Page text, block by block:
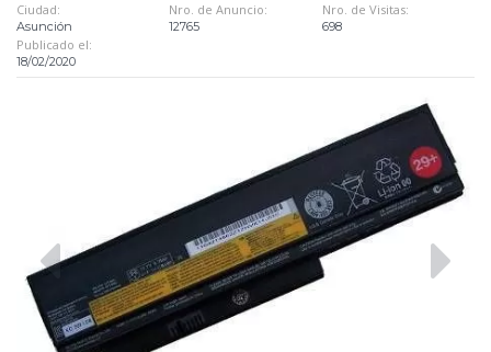
Ciudad:
Asunción
Nro. de Anuncio:
12765
Nro. de Visitas:
698
Publicado el:
18/02/2020